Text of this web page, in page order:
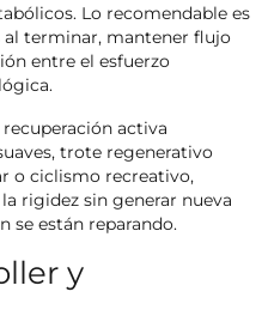
Lo recomendable es
al terminar, mantener flujo
entre el esfuerzo
activa
trote regenerativo
o ciclismo recreativo,
rigidez sin generar nueva
se están reparando.
y